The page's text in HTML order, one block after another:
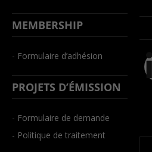
MEMBERSHIP
- Formulaire d’adhésion
PROJETS D’ÉMISSION
- Formulaire de demande
- Politique de traitement